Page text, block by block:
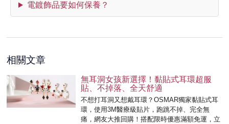
電鍍飾品要如何保養？
相關文章
無耳洞女孩新選擇！黏貼式耳環超服
貼、不掉落、全天舒適
不想打耳洞又想戴耳環？OSMAR獨家黏貼式耳
環，使用3M醫療級貼片，跑跳不掉、完全無
痛，網友大推回購！搭配限時優惠滿額免運，立